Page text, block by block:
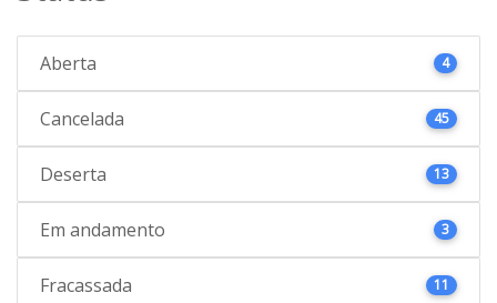
Aberta 4
Cancelada 45
Deserta 13
Em andamento 3
Fracassada 11